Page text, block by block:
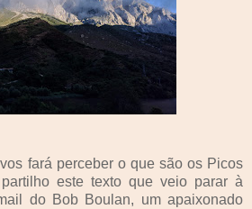
fará perceber o que são os Picos
este texto que veio parar à
do Bob Boulan, um apaixonado